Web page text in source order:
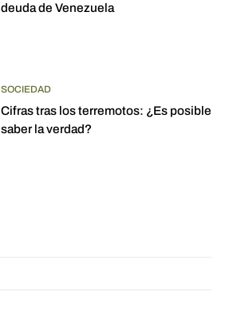
deuda de Venezuela
SOCIEDAD
Cifras tras los terremotos: ¿Es posible
saber la verdad?